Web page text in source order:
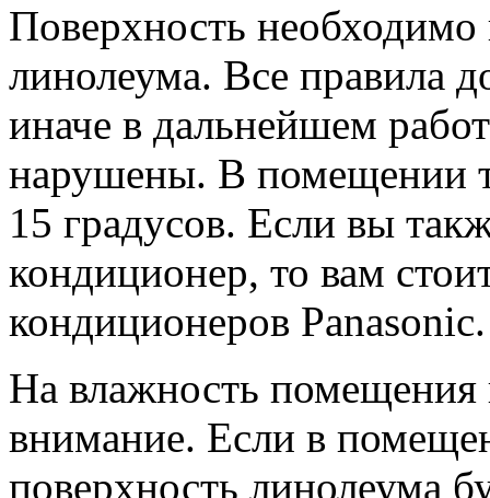
Поверхность необходимо
линолеума. Все правила
иначе в дальнейшем
нарушены. В помещении
15 градусов. Если вы
кондиционер, то вам
кондиционеров Panasonic.
На влажность помещения
внимание. Если в
поверхность линолеума